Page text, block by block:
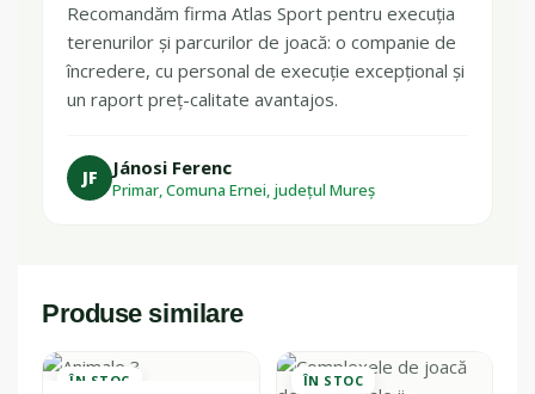
Recomandăm firma Atlas Sport pentru execuția
terenurilor și parcurilor de joacă: o companie de
încredere, cu personal de execuție excepțional și
un raport preț-calitate avantajos.
JF Jánosi Ferenc
Primar, Comuna Ernei, județul Mureș
Produse similare
ÎN STOC ÎN STOC